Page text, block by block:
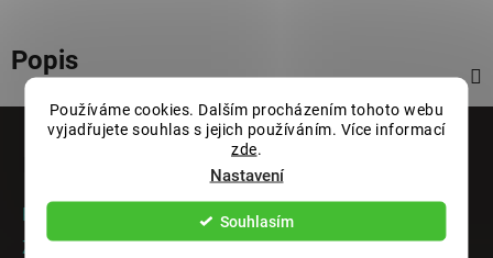
Používáme cookies. Dalším procházením tohoto webu
vyjadřujete souhlas s jejich používáním. Více informací
zde.
Nastavení
Souhlasím
Popis
Zakázková výroba